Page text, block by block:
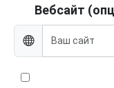
Вебсайт